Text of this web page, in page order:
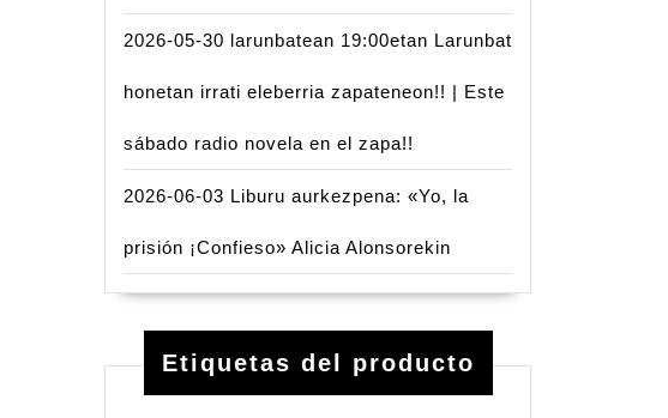
2026-05-30 larunbatean 19:00etan Larunbat
honetan irrati eleberria zapateneon!! | Este
sábado radio novela en el zapa!!
2026-06-03 Liburu aurkezpena: «Yo, la
prisión ¡Confieso» Alicia Alonsorekin
Etiquetas del producto